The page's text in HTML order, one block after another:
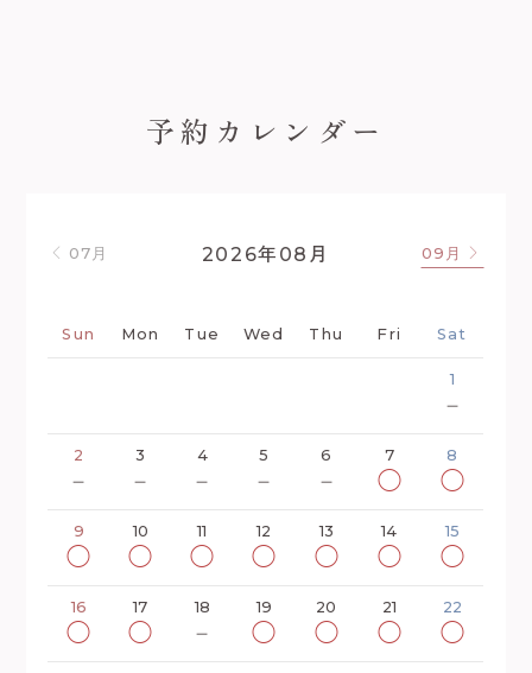
予約カレンダー
2026年 08 月
07月 09月
Sun Mon Tue Wed Thu Fri Sat
1
－
2
－
3
－
4
－
5
－
6
－
7
◯
8
◯
9
◯
10
◯
11
◯
12
◯
13
◯
14
◯
15
◯
16
◯
17
◯
18
－
19
◯
20
◯
21
◯
22
◯